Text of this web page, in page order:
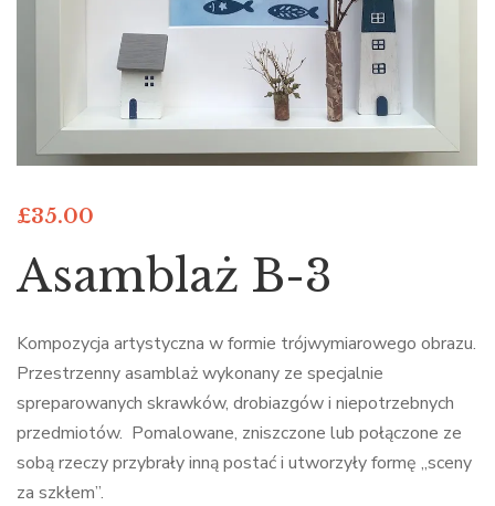
£35.00
Asamblaż B-3
Kompozycja artystyczna w formie trójwymiarowego obrazu.
Przestrzenny asamblaż wykonany ze specjalnie
spreparowanych skrawków, drobiazgów i niepotrzebnych
przedmiotów. Pomalowane, zniszczone lub połączone ze
sobą rzeczy przybrały inną postać i utworzyły formę „sceny
za szkłem”.